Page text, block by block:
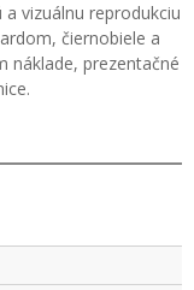
vizuálnu reprodukciu
čiernobiele a
náklade, prezentačné